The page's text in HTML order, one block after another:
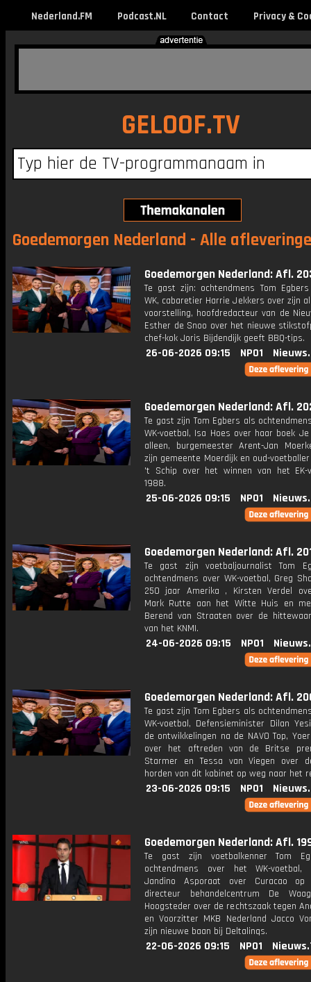
Nederland.FM Podcast.NL Contact Privacy &
GELOOF.TV
Goedemorgen Nederland - Alle
Goedemorgen Nederland: Afl.
Te gast zijn: ochtendmens Tom
WK, cabaretier Harrie Jekkers over zijn
voorstelling, hoofdredacteur van de
Esther de Snoo over het nieuwe
chef-kok Joris Bijdendijk geeft BBQ-tips.
26-06-2026 09:15 NPO1
Goedemorgen Nederland: Afl.
Te gast zijn Tom Egbers als
WK-voetbal, Isa Hoes over haar boek
alleen, burgemeester Arent-Jan
zijn gemeente Moerdijk en oud-
't Schip over het winnen van het EK-
1988.
25-06-2026 09:15 NPO1
Goedemorgen Nederland: Afl.
Te gast zijn voetbaljournalist Tom
ochtendmens over WK-voetbal, Greg
250 jaar Amerika , Kirsten Verdel
Mark Rutte aan het Witte Huis en
Berend van Straaten over de
van het KNMI.
24-06-2026 09:15 NPO1
Goedemorgen Nederland: Afl.
Te gast zijn Tom Egbers als
WK-voetbal, Defensieminister Dilan
de ontwikkelingen na de NAVO Top,
over het aftreden van de Britse
Starmer en Tessa van Viegen over
horden van dit kabinet op weg naar het
23-06-2026 09:15 NPO1
Goedemorgen Nederland: Afl.
Te gast zijn voetbalkenner Tom
ochtendmens over het WK-voetbal,
Jandino Asporaat over Curacao
directeur behandelcentrum De
Hoogsteder over de rechtszaak tegen
en Voorzitter MKB Nederland Jacco
zijn nieuwe baan bij Deltalinqs.
22-06-2026 09:15 NPO1